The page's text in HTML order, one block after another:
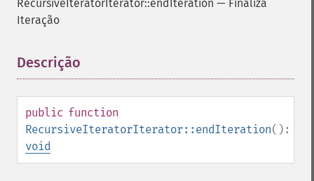
RecursiveIteratorIterator::endIteration — Finaliza
Iteração
Descrição
public function
RecursiveIteratorIterator::endIteration():
void